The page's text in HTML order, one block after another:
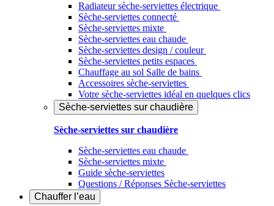
Radiateur sèche-serviettes électrique
Sèche-serviettes connecté
Sèche-serviettes mixte
Sèche-serviettes eau chaude
Sèche-serviettes design / couleur
Sèche-serviettes petits espaces
Chauffage au sol Salle de bains
Accessoires sèche-serviettes
Votre sèche-serviettes idéal en quelques clics
Sèche-serviettes sur chaudière
Sèche-serviettes sur chaudière
Sèche-serviettes eau chaude
Sèche-serviettes mixte
Guide sèche-serviettes
Questions / Réponses Sèche-serviettes
Chauffer l’eau